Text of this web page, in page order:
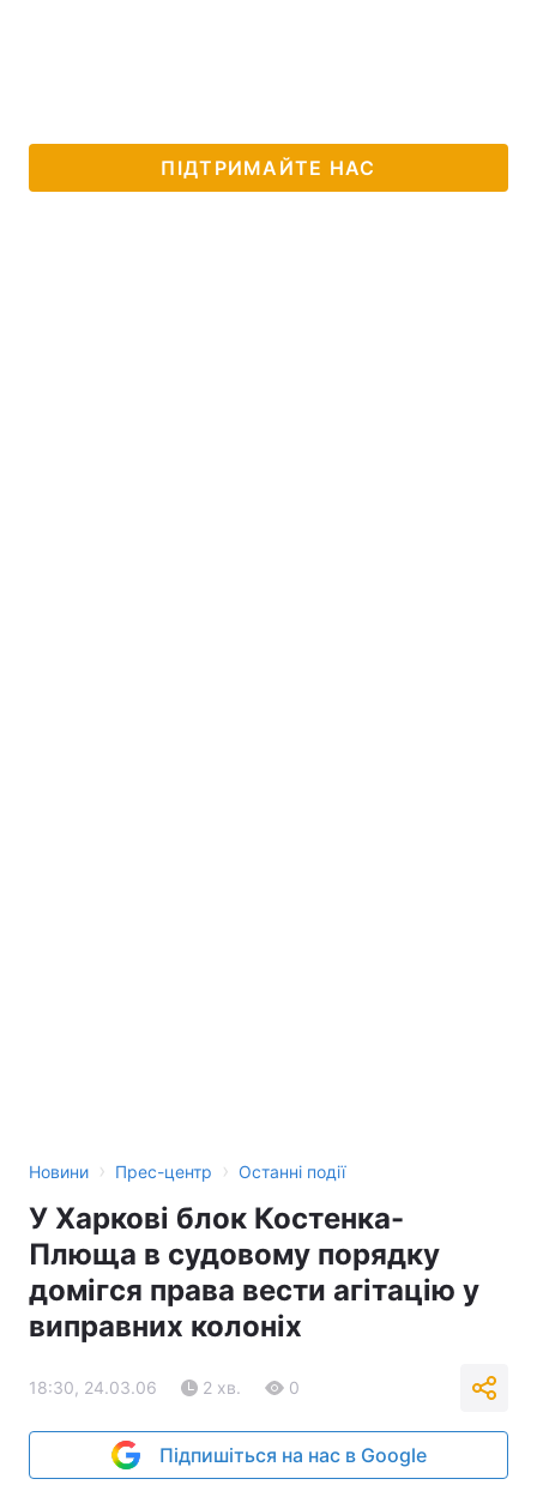
ПІДТРИМАЙТЕ НАС
Новини › Прес-центр › Останні події
У Харкові блок Костенка-
Плюща в судовому порядку
домігся права вести агітацію у
виправних колоніх
18:30, 24.03.06 2 хв. 0
Підпишіться на нас в Google